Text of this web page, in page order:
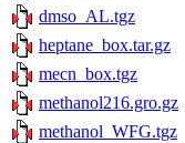
dmso_AL.tgz
heptane_box.tar.gz
mecn_box.tgz
methanol216.gro.gz
methanol_WFG.tgz